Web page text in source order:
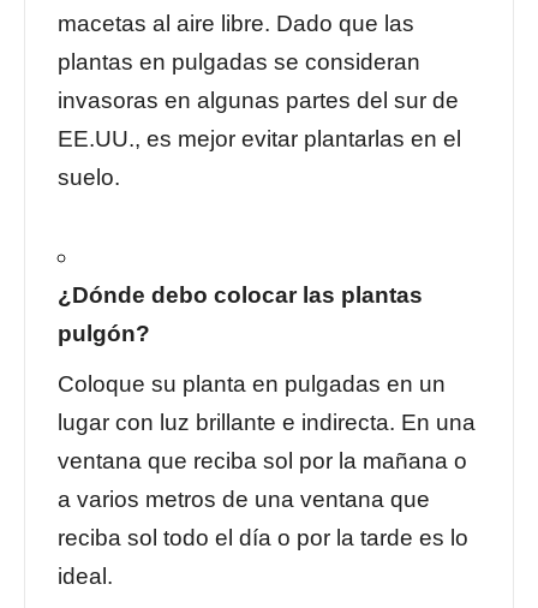
macetas al aire libre. Dado que las
plantas en pulgadas se consideran
invasoras en algunas partes del sur de
EE.UU., es mejor evitar plantarlas en el
suelo.
¿Dónde debo colocar las plantas
pulgón?
Coloque su planta en pulgadas en un
lugar con luz brillante e indirecta. En una
ventana que reciba sol por la mañana o
a varios metros de una ventana que
reciba sol todo el día o por la tarde es lo
ideal.